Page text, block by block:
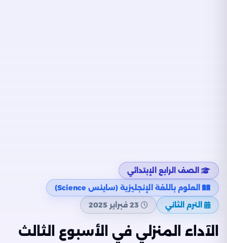
الصف الرابع الإبتدائي
العلوم باللغة الإنجليزية (ساينس Science)
الترم الثاني
23 فبراير 2025
الآداء المنزلي في الأسبوع الثالث